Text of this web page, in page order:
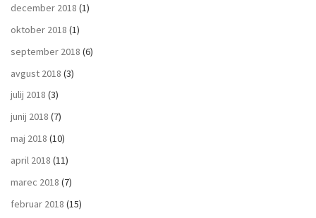
december 2018 (1)
oktober 2018 (1)
september 2018 (6)
avgust 2018 (3)
julij 2018 (3)
junij 2018 (7)
maj 2018 (10)
april 2018 (11)
marec 2018 (7)
februar 2018 (15)